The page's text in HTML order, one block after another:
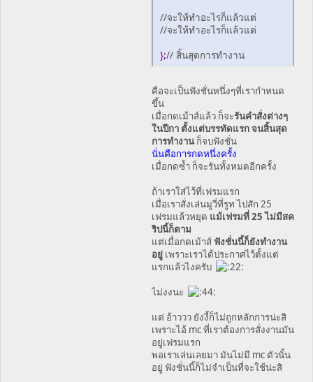
//จะให้ทำอะไรก็แล้วแต่
//จะให้ทำอะไรก็แล้วแต่
};// สิ้นสุดการทำงาน
คือจะเป็นฟังชั่นหนึ่งๆที่เรากำหนด
ขึ้น
เมื่อกดเม้าส์แล้ว ก็จะรันคำสั่งต่างๆ
ในปีกา ตั้งแต่บรรทัดแรก จนสิ้นสุด
การทำงานก็จบฟังชั่น
นั่นคือการกดหนึ่งครั้ง
เมื่อกดซ้ำ ก็จะรันทั้งหมดอีกครั้ง
ถ้าเราใส่ไว้ที่เฟรมแรก
เมื่อเราสั่งเล่นมูวี่ที่รูท ไปสัก 25
เฟรมแล้วหยุด แม้เฟรมที่ 25 ไม่มีสค
ริปนี้ก็ตาม
แต่เมื่อกดเม้าส์ ฟังชั่นนี้ก็ยังทำงาน
อยู่ เพราะเราได้ประกาศไว้ตั้งแต่
แรกแล้วไงครับ
ไม่งงนะ
แต่ อ้าววว ยังงี้ก็ไม่ถูกหลักการน่ะสิ
เพราะไอ้ mc ที่เราต้องการสั่งงานมัน
อยู่เฟรมแรก
พอเราเล่นเลยมา มันไม่มี mc ตัวนั้น
อยู่ ฟังชั่นนี้ก็ไม่จำเป็นที่จะใช้น่ะสิ